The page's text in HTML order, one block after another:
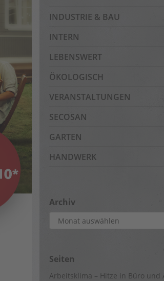
INDUSTRIE & BAU
INTERN
LEBENSWERT
ÖKOLOGISCH
VERANSTALTUNGEN
SECOSAN
GARTEN
HANDWERK
Archiv
Archiv
Seiten
Arbeitsklima – Hitze in Büro und